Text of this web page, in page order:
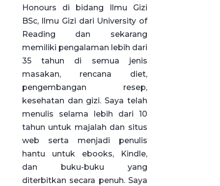
Honours di bidang Ilmu Gizi
BSc, Ilmu Gizi dari University of
Reading dan sekarang
memiliki pengalaman lebih dari
35 tahun di semua jenis
masakan, rencana diet,
pengembangan resep,
kesehatan dan gizi. Saya telah
menulis selama lebih dari 10
tahun untuk majalah dan situs
web serta menjadi penulis
hantu untuk ebooks, Kindle,
dan buku-buku yang
diterbitkan secara penuh. Saya